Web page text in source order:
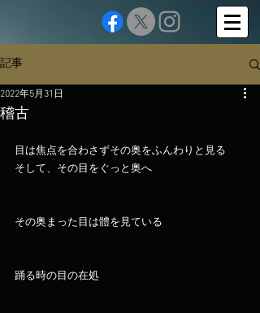
記事
稽古
2022年5月31日
目は焦点を合わさずその奥をふんわりと見る
そして、その目をぐっと奥へ
その奥まった目は體を見ている
踊る時の目の在処